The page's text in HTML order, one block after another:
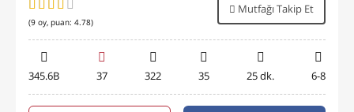
(9 oy, puan: 4.78)
Mutfağı Takip Et
345.6B 37 322 35 25 dk. 6-8